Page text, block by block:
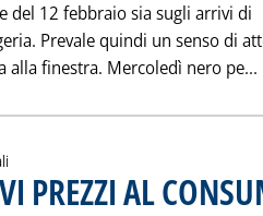
del 12 febbraio sia sugli arrivi di
Prevale quindi un senso di
alla finestra. Mercoledì nero pe...
PREZZI AL